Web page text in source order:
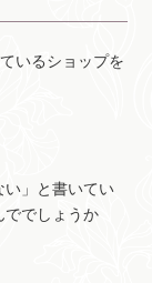
いるショップを
い」と書いてい
でしょうか